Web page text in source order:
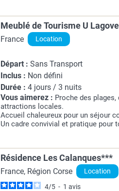
Meublé de Tourisme U
France Location
Départ : Sans Transport
Inclus : Non défini
Durée : 4 jours / 3 nuits
Vous aimerez : Proche des
attractions locales.
Accueil chaleureux pour un séjour
Un cadre convivial et pratique pour
Résidence Les Calanques***
France, Région Corse Location
4/5 - 1avis